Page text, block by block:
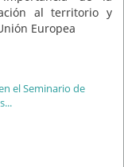
al territorio y
Europea